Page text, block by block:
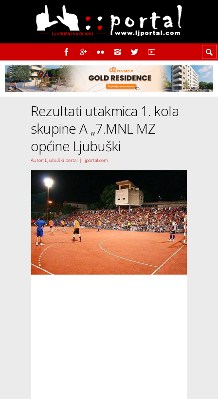
Rezultati utakmica 1. kola
skupine A „7.MNL MZ
općine Ljubuški
Autor: Ljubuški portal | ljportal.com